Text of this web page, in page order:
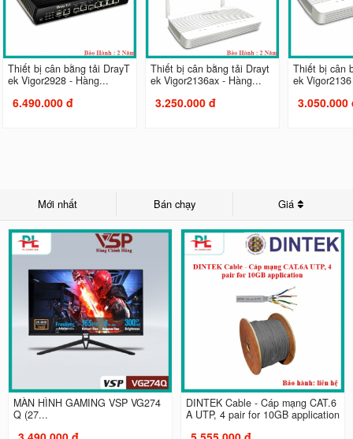
Thiết bị cân bằng tải DrayT
ek Vigor2928 - Hàng...
6.490.000 đ
Thiết bị cân bằng tải Drayt
ek Vigor2136ax - Hàng...
3.250.000 đ
Thiết bị cân
ek
3.050.000
Mới nhất Bán chạy Giá
MÀN HÌNH GAMING VSP VG274
Q (27...
DINTEK Cable - Cáp mạng CAT.6
A UTP, 4 pair for 10GB application